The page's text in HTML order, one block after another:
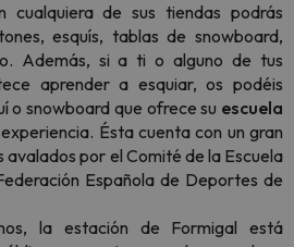
cualquiera de sus tiendas podrás
esquís, tablas de snowboard,
Además, si a ti o alguno de tus
aprender a esquiar, os podéis
osnowboard que ofrece su escuela
Ésta cuenta con un gran
por el Comité de la Escuela
Española de Deportes de
la estación de Formigal está